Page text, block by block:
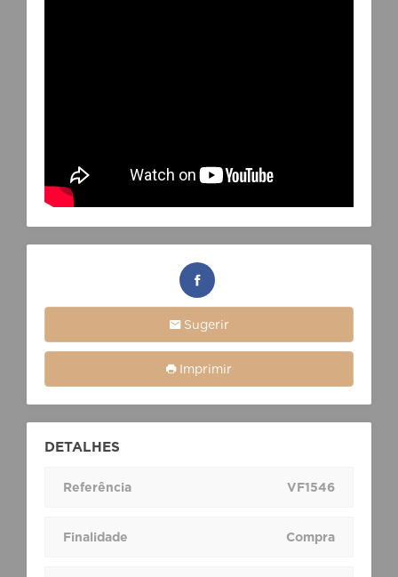
Sugerir
Imprimir
DETALHES
Referência VF1546
Finalidade Compra